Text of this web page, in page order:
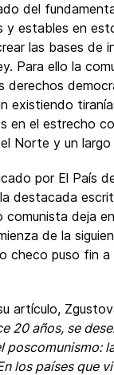
del
y estables en
las bases de
Para ello la
derechos
existiendo
en el estrecho
Norte y un
por El País
destacada
deja
de la
checo puso fin
artículo,
20 años, se
poscomunismo:
los países que